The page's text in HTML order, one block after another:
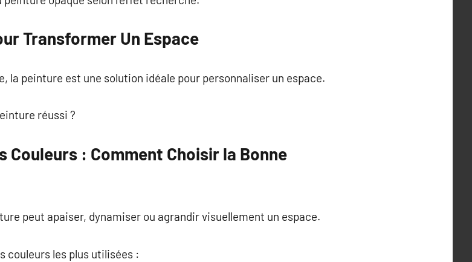
Transformer Un Espace
la peinture est une solution idéale pour personnaliser un espace.
réussi ?
Couleurs : Comment Choisir la Bonne
peut apaiser, dynamiser ou agrandir visuellement un espace.
couleurs les plus utilisées :